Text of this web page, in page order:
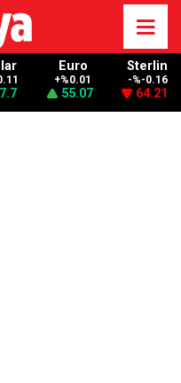
Euro
+%0.01
55.07
Sterlin
-%-0.16
64.21